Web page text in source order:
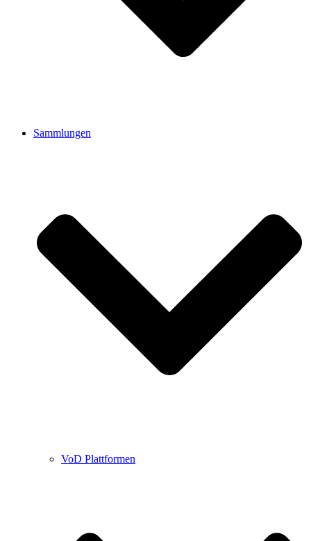
Sammlungen
VoD Plattformen